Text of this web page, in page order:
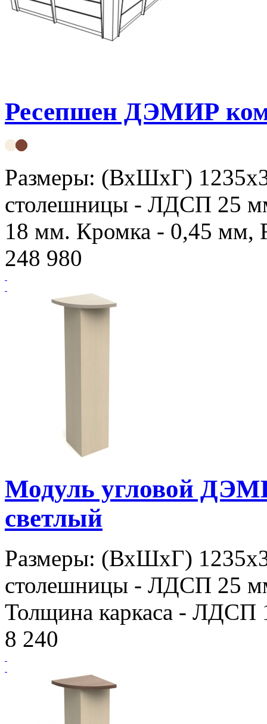
Ресепшен ДЭМИР
Размеры: (ВхШхГ)
столешницы - ЛДСП 25
18 мм. Кромка - 0,45 мм,
248 980
Модуль угловой
светлый
Размеры: (ВхШхГ)
столешницы - ЛДСП 25
Толщина каркаса - ЛДСП
8 240